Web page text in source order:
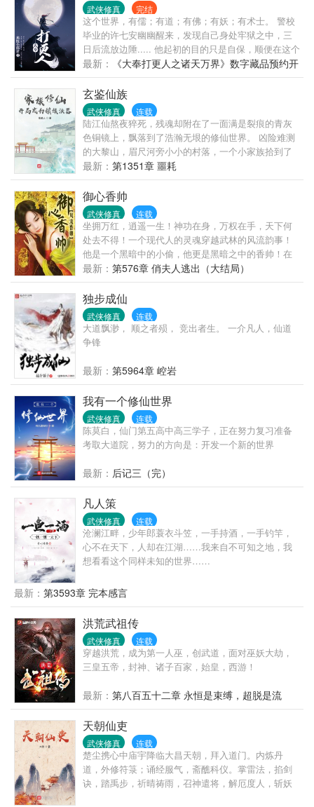
武侠修真 完结
这个世界，有儒；有道；有佛；有妖；有术士。 警校
毕业的许七安幽幽醒来，发现自己身处牢狱之中，三
日后流放边陲..... 他起初的目的只是自保，顺便在这个
没有人权的社会里当个富家翁悠闲度日。 ...... 多年
后，许七安回首前尘，身后是早已逝去的敌人，以及
累累白骨。 滚滚长江东逝水，浪花淘尽英雄，是非成
败转头空。 青山依旧在，几度夕阳红。 书不悲剧！
最新：
《大奉打更人之诸天万界》数字藏品预约开
始啦！
玄鉴仙族
武侠修真 连载
陆江仙熬夜猝死，残魂却附在了一面满是裂痕的青灰
色铜镜上，飘落到了浩瀚无垠的修仙世界。 凶险难测
的大黎山，眉尺河旁小小的村落，一个小家族拾到了
这枚镜子，于是传仙道授仙法，开启波澜壮阔的新时
代。 (家族修仙，不圣母，种田，无系统，群像文)
最新： 第1351章 噩耗
御心香帅
武侠修真 连载
坐拥万红，逍遥一生！神功在身，万权在手，天下何
处去不得！一个现代人的灵魂穿越武林的风流韵事！
他是一个黑暗中的小偷，他更是黑暗之中的香帅！在
前后两代武林十花，几位师娘以及众多的美人美妇的
帮助之下，他成为了这一个大陆最顶端的存在！整一
个大陆几乎所有的美人都被他收入后宫之中！而故事
的开端，是从他将上一代武林十花的花魁沈雪柔给采
了开始……
最新： 第576章 俏夫人逃出（大结局）
独步成仙
武侠修真 连载
大道飘渺， 顺之者殒， 竞出者生。 一介凡人，仙道
争锋
最新： 第5964章 崆岩
我有一个修仙世界
武侠修真 连载
陈莫白，仙门第五高中高三学子，正在努力复习准备
考取大道院，努力的方向是：开发一个新的世界
最新： 后记三（完）
凡人策
武侠修真 连载
沧澜江畔，少年郎蓑衣斗笠，一手持酒，一手钓竿，
心不在天下，人却在江湖……我来自不可知之地，我
想看看这个同样未知的世界……
最新： 第3593章 完本感言
洪荒武祖传
武侠修真 连载
穿越洪荒，成为第一人巫，创武道，面对巫妖大劫，
三皇五帝，封神、诸子百家，始皇，西游！
最新： 第八百五十二章 永恒是束缚，超脱是流
天朝仙吏
武侠修真 连载
楚尘携心中庙宇降临大昌天朝，拜入道门。内炼丹
道，外修符箓；诵经服气，斋醮科仪。掌雷法，掐剑
诀，踏禹步，祈晴祷雨，召神遣将，解厄度人，斩妖